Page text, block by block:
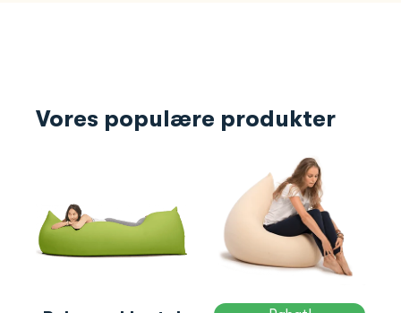
Vores populære produkter